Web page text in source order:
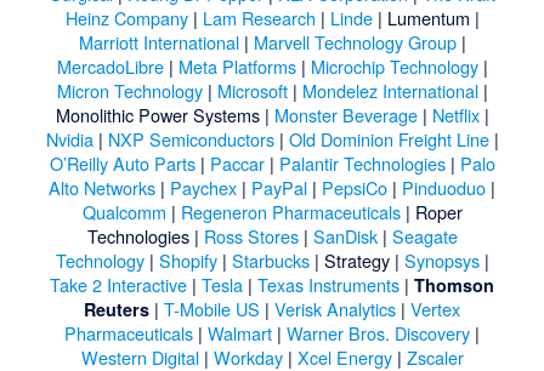
Heinz Company| Lam Research | Linde| Lumentum |
Marriott International| Marvell Technology Group|
MercadoLibre| Meta Platforms| Microchip Technology|
Micron Technology| Microsoft| Mondelez International|
Monolithic Power Systems| Monster Beverage| Netflix|
Nvidia| NXP Semiconductors| Old Dominion Freight Line|
O’Reilly Auto Parts| Paccar| Palantir Technologies| Palo
Alto Networks | Paychex | PayPal | PepsiCo | Pinduoduo |
Qualcomm | Regeneron Pharmaceuticals| Roper
Technologies| Ross Stores| SanDisk| Seagate
Technology| Shopify| Starbucks| Strategy| Synopsys|
Take 2 Interactive | Tesla | Texas Instruments | Thomson
Reuters | T-Mobile US | Verisk Analytics | Vertex
Pharmaceuticals | Walmart | Warner Bros. Discovery |
Western Digital| Workday| Xcel Energy| Zscaler